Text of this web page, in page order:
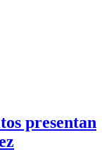
presentan